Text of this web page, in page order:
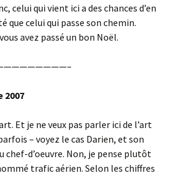
celui qui vient ici a des chances d’en
que celui qui passe son chemin.
avez passé un bon Noël.
2007
Et je ne veux pas parler ici de l’art
– voyez le cas Darien, et son
chef-d’oeuvre. Non, je pense plutôt
trafic aérien. Selon les chiffres